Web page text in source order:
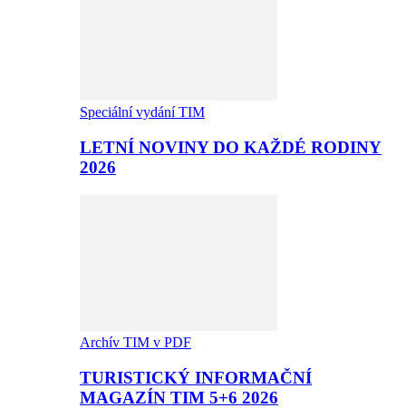
Speciální vydání TIM
LETNÍ NOVINY DO KAŽDÉ RODINY
2026
Archív TIM v PDF
TURISTICKÝ INFORMAČNÍ
MAGAZÍN TIM 5+6 2026